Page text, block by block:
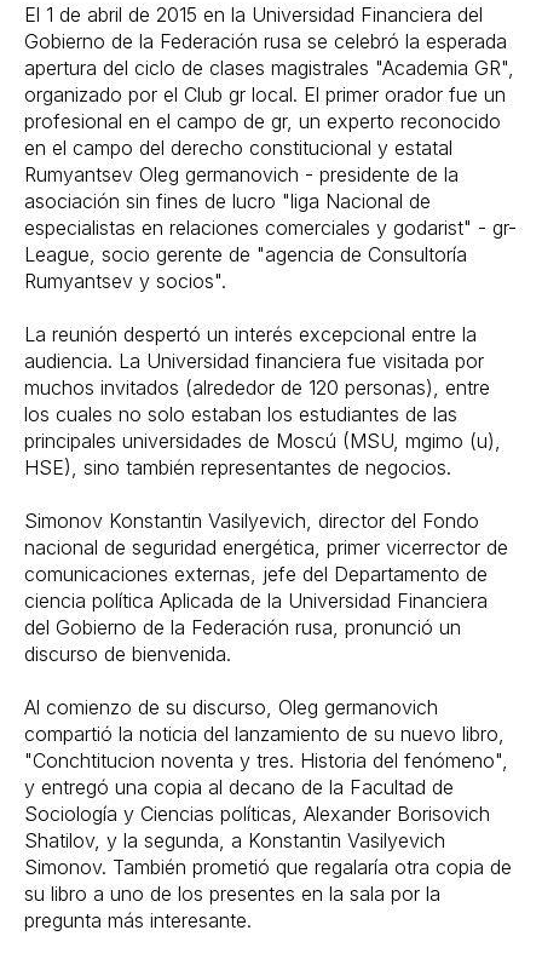
El 1 de abril de 2015 en la Universidad Financiera del
Gobierno de la Federación rusa se celebró la esperada
apertura del ciclo de clases magistrales "Academia GR",
organizado por el Club gr local. El primer orador fue un
profesional en el campo de gr, un experto reconocido
en el campo del derecho constitucional y estatal
Rumyantsev Oleg germanovich - presidente de la
asociación sin fines de lucro "liga Nacional de
especialistas en relaciones comerciales y godarist" - gr-
League, socio gerente de "agencia de Consultoría
Rumyantsev y socios".
La reunión despertó un interés excepcional entre la
audiencia. La Universidad financiera fue visitada por
muchos invitados (alrededor de 120 personas), entre
los cuales no solo estaban los estudiantes de las
principales universidades de Moscú (MSU, mgimo (u),
HSE), sino también representantes de negocios.
Simonov Konstantin Vasilyevich, director del Fondo
nacional de seguridad energética, primer vicerrector de
comunicaciones externas, jefe del Departamento de
ciencia política Aplicada de la Universidad Financiera
del Gobierno de la Federación rusa, pronunció un
discurso de bienvenida.
Al comienzo de su discurso, Oleg germanovich
compartió la noticia del lanzamiento de su nuevo libro,
"Conchtitucion noventa y tres. Historia del fenómeno",
y entregó una copia al decano de la Facultad de
Sociología y Ciencias políticas, Alexander Borisovich
Shatilov, y la segunda, a Konstantin Vasilyevich
Simonov. También prometió que regalaría otra copia de
su libro a uno de los presentes en la sala por la
pregunta más interesante.